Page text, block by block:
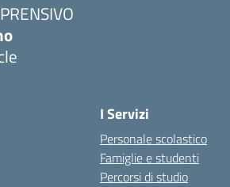
I Servizi
Personale scolastico
Famiglie e studenti
Percorsi di studio